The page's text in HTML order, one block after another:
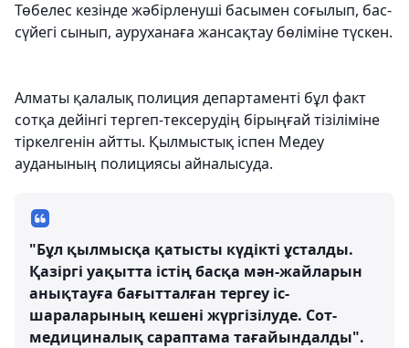
Төбелес кезінде жәбірленуші басымен соғылып, бас-
сүйегі сынып, ауруханаға жансақтау бөліміне түскен.
Алматы қалалық полиция департаменті бұл факт
сотқа дейінгі тергеп-тексерудің бірыңғай тізіліміне
тіркелгенін айтты. Қылмыстық іспен Медеу
ауданының полициясы айналысуда.
"Бұл қылмысқа қатысты күдікті ұсталды.
Қазіргі уақытта істің басқа мән-жайларын
анықтауға бағытталған тергеу іс-
шараларының кешені жүргізілуде. Сот-
медициналық сараптама тағайындалды".